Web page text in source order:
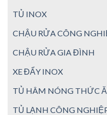
TỦ INOX
CHẬU RỬA CÔNG
CHẬU RỬA GIA ĐÌNH
XE ĐẨY INOX
TỦ HÂM NÓNG THỨC
TỦ LẠNH CÔNG